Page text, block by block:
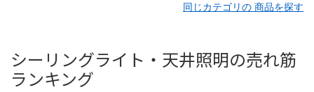
同じカテゴリの 商品を探す
シーリングライト・天井照明の売れ筋
ランキング